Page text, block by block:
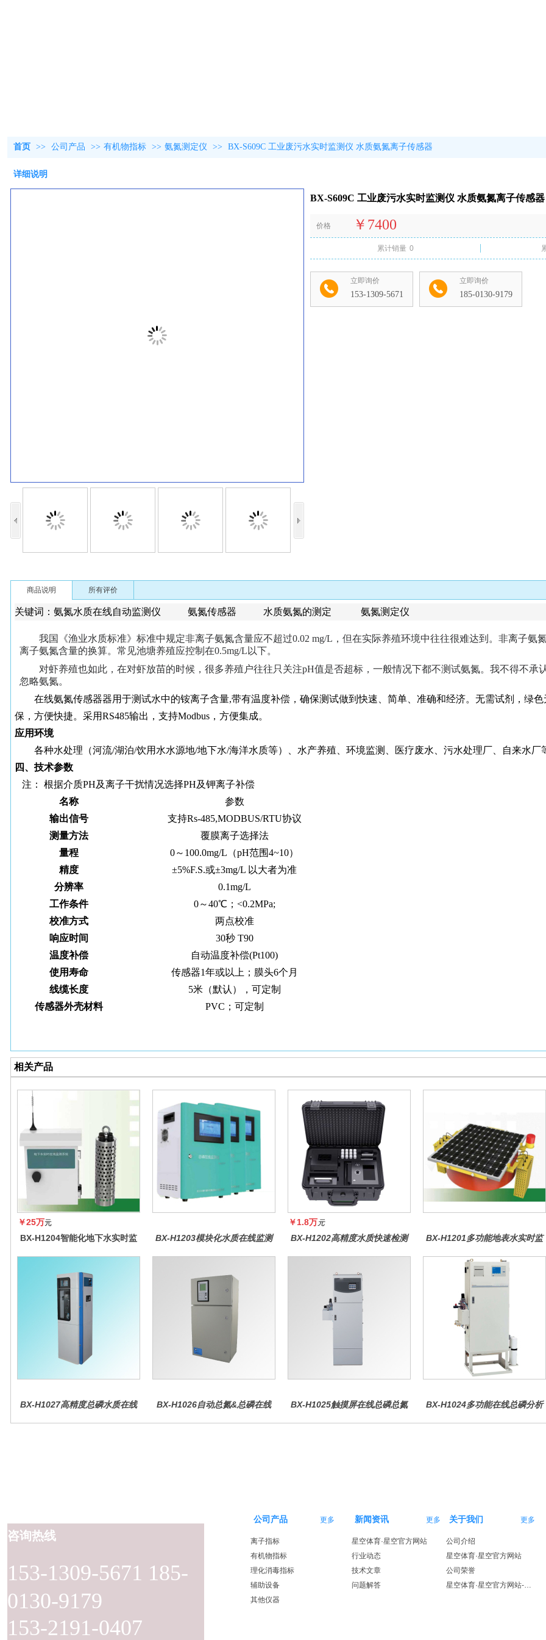
首页 >> 公司产品 >> 有机物指标 >> 氨氮测定仪 >> BX-S609C 工业废污水实时监测仪 水质氨氮离子传感器
详细说明
BX-S609C 工业废污水实时监测仪 水质氨氮离子传感器
价格 ￥7400
累计销量 0
立即询价
153-1309-5671
立即询价
185-0130-9179
商品说明 所有评价
关键词：氨氮水质在线自动监测仪 氨氮传感器 水质氨氮的测定 氨氮测定仪
我国《渔业水质标准》标准中规定非离子氨氮含量应不超过0.02 mg/L，但在实际养殖环境中往往很难达到。非离子
离子氨氮含量的换算。常见池塘养殖应控制在0.5mg/L以下。
对虾养殖也如此，在对虾放苗的时候，很多养殖户往往只关注pH值是否超标，一般情况下都不测试氨氮。我不得不
忽略氨氮。
在线氨氮传感器器用于测试水中的铵离子含量,带有温度补偿，确保测试做到快速、简单、准确和经济。无需试剂，绿
保，方便快捷。采用RS485输出，支持Modbus，方便集成。
应用环境
各种水处理（河流/湖泊/饮用水水源地/地下水/海洋水质等）、水产养殖、环境监测、医疗废水、污水处理厂、自来水厂
四、技术参数
注：
根据介质PH及离子干扰情况选择PH及钾离子补偿
名称
参数
输出信号
支持Rs-485,MODBUS/RTU协议
测量方法
覆膜离子选择法
量程
0～100.0mg/L（pH范围4~10）
精度
±5%F.S.或±3mg/L 以大者为准
分辨率
0.1mg/L
工作条件
0～40℃；<0.2MPa;
校准方式
两点校准
响应时间
30秒 T90
温度补偿
自动温度补偿(Pt100)
使用寿命
传感器1年或以上；膜头6个月
线缆长度
5米（默认），可定制
传感器外壳材料
PVC；可定制
相关产品
￥25万元
BX-H1204智能化地下水实时监
BX-H1203模块化水质在线监测
￥1.8万元
BX-H1202高精度水质快速检测
BX-H1201多功能地表水实时监
BX-H1027高精度总磷水质在线
BX-H1026自动总氮&总磷在线
BX-H1025触摸屏在线总磷总氮
BX-H1024多功能在线总磷分析
153-1309-5671 185-
0130-9179
153-2191-0407
咨询热线
新闻资讯 更多
星空体育·星空官方网站
行业动态
技术文章
问题解答
公司产品 更多
离子指标
有机物指标
理化消毒指标
辅助设备
其他仪器
关于我们 更多
公司介绍
星空体育·星空官方网站
公司荣誉
星空体育·星空官方网站-星空体育（中国）